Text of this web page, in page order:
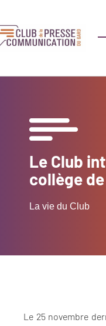
Le Club
collège
La vie du Club
Le 25 novembre